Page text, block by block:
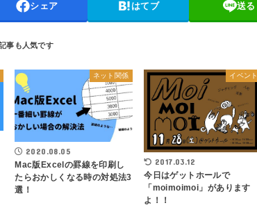
シェア はてブ 送る
ネット関係
2020.08.05
Mac版Excelの罫線を印刷し
たらおかしくなる時の対処法3
選！
イベント
2017.03.12
今日はゲットホールで
「moimoimoi」があります
よ！！